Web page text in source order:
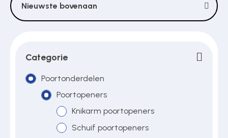
Toegangscontrole
Toegangsverlening
Voedingen
Nieuwste bovenaan
Categorie
Poortonderdelen
Poortopeners
Knikarm poortopeners
Schuif poortopeners